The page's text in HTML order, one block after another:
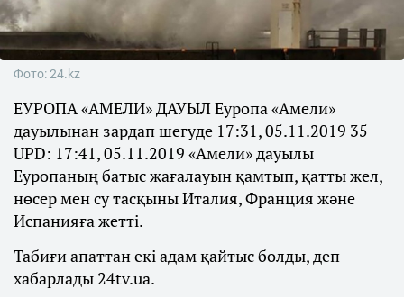
Фото: 24.kz
ЕУРОПА «АМЕЛИ» ДАУЫЛ Еуропа «Амели»
дауылынан зардап шегуде 17:31, 05.11.2019 35
UPD: 17:41, 05.11.2019 «Амели» дауылы
Еуропаның батыс жағалауын қамтып, қатты жел,
нөсер мен су тасқыны Италия, Франция және
Испанияға жетті.
Табиғи апаттан екі адам қайтыс болды, деп
хабарлады 24tv.ua.